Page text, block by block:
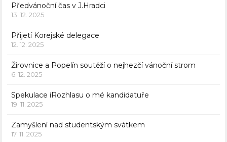
Předvánoční čas v J.Hradci
13. 12. 2025
Přijetí Korejské delegace
12. 12. 2025
Žirovnice a Popelín soutěží o nejhezčí vánoční strom
6. 12. 2025
Spekulace iRozhlasu o mé kandidatuře
19. 11. 2025
Zamyšlení nad studentským svátkem
17. 11. 2025